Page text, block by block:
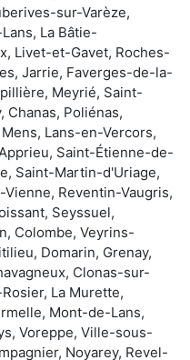
sur-Varèze,
La Bâtie-
Livet-et-Gavet, Roches-
Jarrie, Faverges-de-la-
Meyrié, Saint-
Chanas, Poliénas,
Lans-en-Vercors,
Saint-Étienne-de-
Saint-Martin-d'Uriage,
Reventin-Vaugris,
Seyssuel,
Colombe, Veyrins-
Domarin, Grenay,
Clonas-sur-
La Murette,
Mont-de-Lans,
Voreppe, Ville-sous-
Noyarey, Revel-